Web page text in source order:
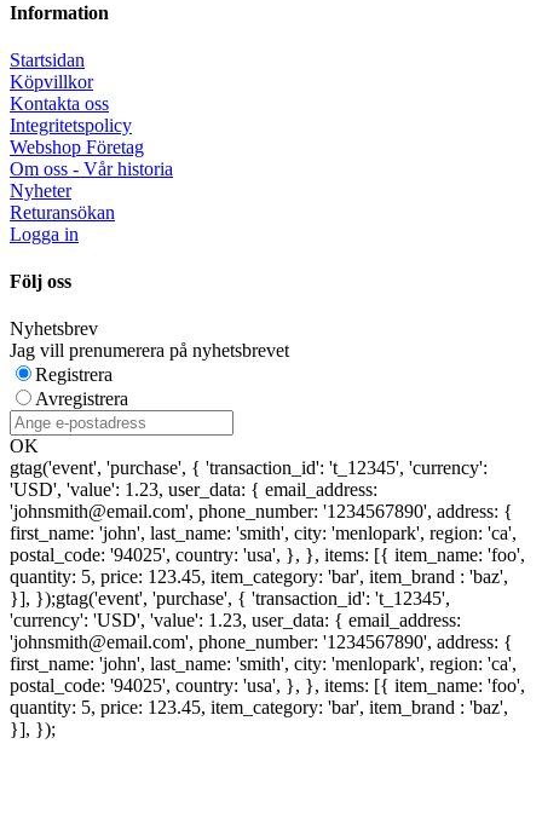
Information
Startsidan
Köpvillkor
Kontakta oss
Integritetspolicy
Webshop Företag
Om oss - Vår historia
Nyheter
Returansökan
Logga in
Följ oss
Nyhetsbrev
Jag vill prenumerera på nyhetsbrevet
Registrera
Avregistrera
OK
gtag('event', 'purchase', { 'transaction_id': 't_12345', 'currency':
'USD', 'value': 1.23, user_data: { email_address:
'johnsmith@email.com', phone_number: '1234567890', address: {
first_name: 'john', last_name: 'smith', city: 'menlopark', region: 'ca',
postal_code: '94025', country: 'usa', }, }, items: [{ item_name: 'foo',
quantity: 5, price: 123.45, item_category: 'bar', item_brand : 'baz',
}], });gtag('event', 'purchase', { 'transaction_id': 't_12345',
'currency': 'USD', 'value': 1.23, user_data: { email_address:
'johnsmith@email.com', phone_number: '1234567890', address: {
first_name: 'john', last_name: 'smith', city: 'menlopark', region: 'ca',
postal_code: '94025', country: 'usa', }, }, items: [{ item_name: 'foo',
quantity: 5, price: 123.45, item_category: 'bar', item_brand : 'baz',
}], });